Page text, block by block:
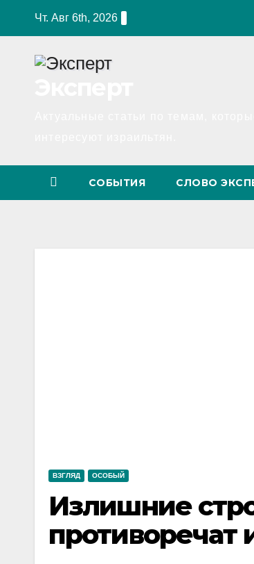
Чт. Авг 6th, 2026
СОБЫТИЯ СЛОВО
ВЗГЛЯД ОСОБЫЙ
Излишние
противоречат